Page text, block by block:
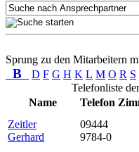
Sprung zu den Mitarbeitern
B D F G H K L M O R S
Telefonliste
Name
Telefon
Zeitler
Gerhard
09444
9784-0